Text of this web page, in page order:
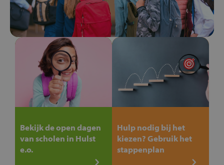
Bekijk de open dagen
van scholen in Hulst
e.o.
Hulp nodig bij het
kiezen? Gebruik het
stappenplan